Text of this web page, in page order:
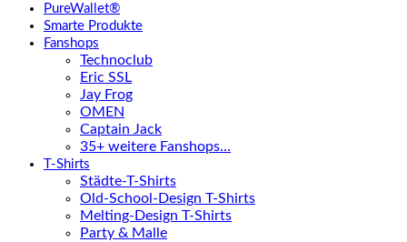
PureWallet®
Smarte Produkte
Fanshops
Technoclub
Eric SSL
Jay Frog
OMEN
Captain Jack
35+ weitere Fanshops…
T-Shirts
Städte-T-Shirts
Old-School-Design T-Shirts
Melting-Design T-Shirts
Party & Malle